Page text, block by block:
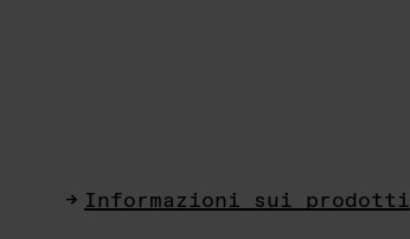
Informazioni sui prodotti